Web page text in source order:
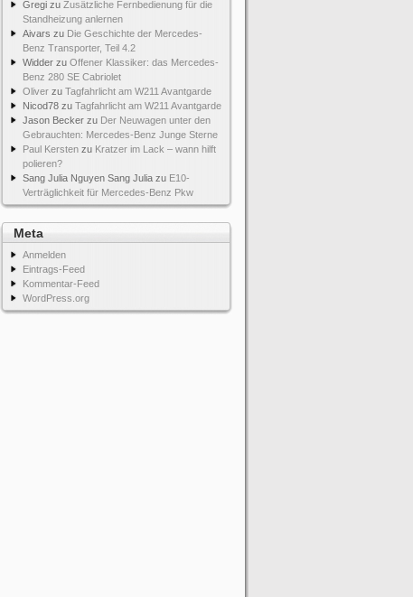
Gregi zu Zusätzliche Fernbedienung für die
Standheizung anlernen
Aivars zu Die Geschichte der Mercedes-
Benz Transporter, Teil 4.2
Widder zu Offener Klassiker: das Mercedes-
Benz 280 SE Cabriolet
Oliver zu Tagfahrlicht am W211 Avantgarde
Nicod78 zu Tagfahrlicht am W211 Avantgarde
Jason Becker zu Der Neuwagen unter den
Gebrauchten: Mercedes-Benz Junge Sterne
Paul Kersten zu Kratzer im Lack – wann hilft
polieren?
Sang Julia Nguyen Sang Julia zu E10-
Verträglichkeit für Mercedes-Benz Pkw
Meta
Anmelden
Eintrags-Feed
Kommentar-Feed
WordPress.org